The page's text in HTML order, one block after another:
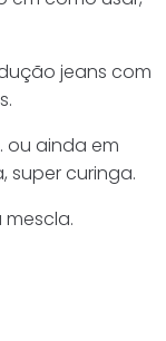
jeans com
ou ainda em
curinga.